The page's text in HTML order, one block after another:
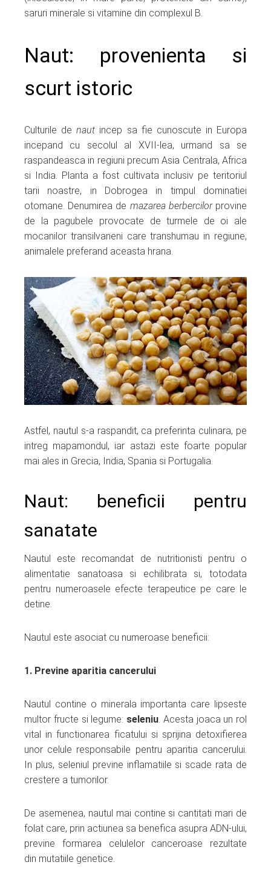
saruri minerale si vitamine din complexul B.
Naut: provenienta si
scurt istoric
Culturile denaut incep sa fie cunoscute in Europa
incepand cu secolul al XVII-lea, urmand sa se
raspandeasca in regiuni precum Asia Centrala, Africa
si India. Planta a fost cultivata inclusiv pe teritoriul
tarii noastre, in Dobrogea in timpul dominatiei
otomane. Denumirea de mazarea berbercilorprovine
de la pagubele provocate de turmele de oi ale
mocanilor transilvaneni care transhumau in regiune,
animalele preferand aceasta hrana.
Astfel, nautul s-a raspandit, ca preferinta culinara, pe
intreg mapamondul, iar astazi este foarte popular
mai ales in Grecia, India, Spania si Portugalia.
Naut: beneficii pentru
sanatate
Nautul este recomandat de nutritionisti pentru o
alimentatie sanatoasa si echilibrata si, totodata
pentru numeroasele efecte terapeutice pe care le
detine.
Nautul este asociat cu numeroase beneficii:
1. Previne aparitia cancerului
Nautul contine o minerala importanta care lipseste
multor fructe si legume: seleniu. Acesta joaca un rol
vital in functionarea ficatului si sprijina detoxifierea
unor celule responsabile pentru aparitia cancerului.
In plus, seleniul previne inflamatiile si scade rata de
crestere a tumorilor.
De asemenea, nautul mai contine si cantitati mari de
folat care, prin actiunea sa benefica asupra ADN-ului,
previne formarea celulelor canceroase rezultate
din mutatiile genetice.